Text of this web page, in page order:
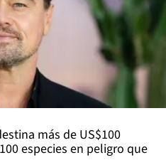
más de US$100
especies en peligro que